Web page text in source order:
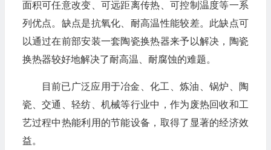
面积可任意改变、可远距离传热、可控制温度等一系
列优点。缺点是抗氧化、耐高温性能较差。此缺点可
以通过在前部安装一套陶瓷换热器来予以解决，陶瓷
换热器较好地解决了耐高温、耐腐蚀的难题。
目前已广泛应用于冶金、化工、炼油、锅炉、陶
瓷、交通、轻纺、机械等行业中，作为废热回收和工
艺过程中热能利用的节能设备，取得了显著的经济效
益。